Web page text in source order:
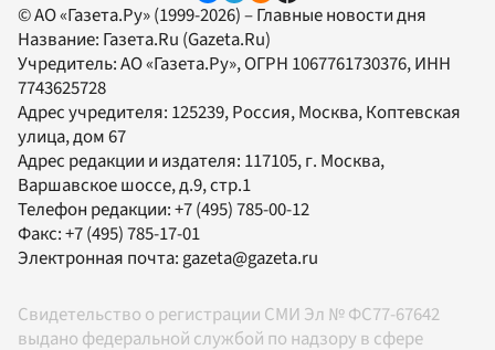
© АО «Газета.Ру» (1999-2026) – Главные новости дня
Название: Газета.Ru (Gazeta.Ru)
Учредитель:АО «Газета.Ру», ОГРН 1067761730376, ИНН
7743625728
Адрес учредителя: 125239, Россия, Москва, Коптевская
улица, дом 67
Адрес редакции и издателя: 117105, г. Москва,
Варшавское шоссе, д.9, стр.1
Телефон редакции:+7 (495) 785-00-12
Факс:+7 (495) 785-17-01
Электронная почта:gazeta@gazeta.ru
Свидетельство о регистрации СМИ Эл № ФС77-67642
выдано федеральной службой по надзору в сфере